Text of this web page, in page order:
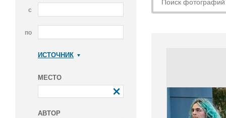
с
по
ИСТОЧНИК
МЕСТО
АВТОР